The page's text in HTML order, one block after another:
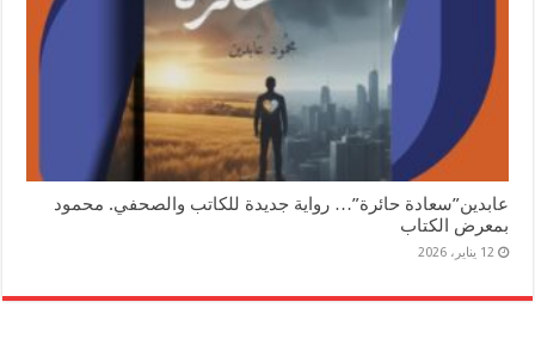
عابدين”سعادة حائرة”… رواية جديدة للكاتب والصحفي. محمود
بمعرض الكتاب
12 يناير، 2026